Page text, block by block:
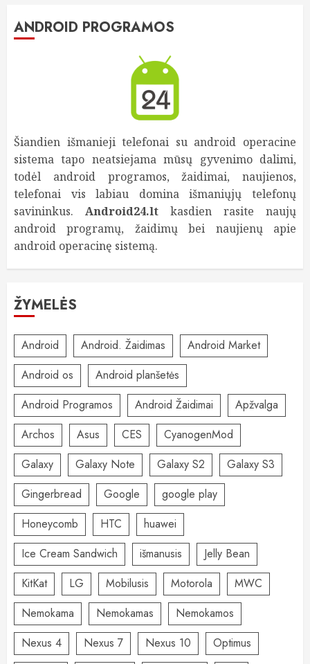
ANDROID PROGRAMOS
Šiandien išmanieji telefonai su android operacine
sistema tapo neatsiejama mūsų gyvenimo dalimi,
todėl android programos, žaidimai, naujienos,
telefonai vis labiau domina išmaniųjų telefonų
savininkus. Android24.lt kasdien rasite naujų
android programų, žaidimų bei naujienų apie
android operacinę sistemą.
ŽYMELĖS
Android Android. Žaidimas
Android Market
Android os
Android planšetės
Android Programos
Android Žaidimai
Apžvalga
Archos
Asus CES
CyanogenMod
Galaxy
Galaxy Note Galaxy S2
Galaxy S3
Gingerbread
Google
google play
Honeycomb
HTC
huawei
Ice Cream Sandwich
išmanusis
Jelly Bean
KitKat
LG Mobilusis Motorola
MWC
Nemokama
Nemokamas
Nemokamos
Nexus 4
Nexus 7 Nexus 10
Optimus